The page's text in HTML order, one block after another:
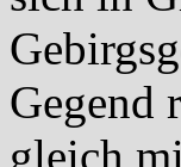
Gegend
gleich